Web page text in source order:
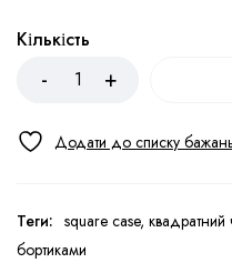
Кількість
Теги: square case, квадратний
бортиками